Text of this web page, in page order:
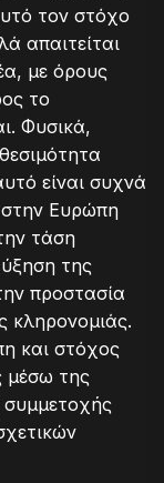
τον στόχο
απαιτείται
με όρους
το
Φυσικά,
είναι συχνά
στην Ευρώπη
τάση
της
προστασία
κληρονομιάς.
και στόχος
μέσω της
συμμετοχής